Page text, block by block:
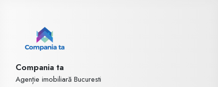
Compania ta
Agenție imobiliară Bucuresti